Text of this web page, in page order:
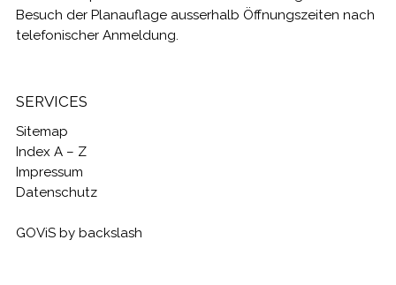
Besuch der Planauflage ausserhalb Öffnungszeiten nach
telefonischer Anmeldung.
SERVICES
Sitemap
Index A – Z
Impressum
Datenschutz
GOViSby backslash